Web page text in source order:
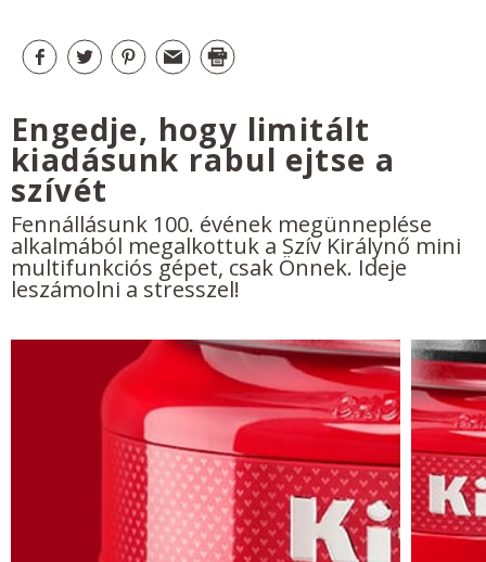
Engedje, hogy limitált
kiadásunk rabul ejtse a
szívét
Fennállásunk 100. évének megünneplése
alkalmából megalkottuk a Szív Királynő mini
multifunkciós gépet, csak Önnek. Ideje
leszámolni a stresszel!